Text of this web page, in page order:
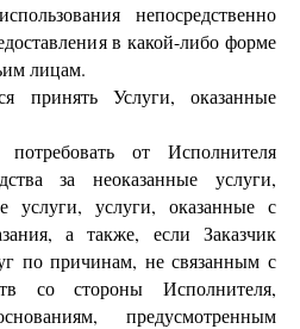
непосредственно
в какой-либо форме
лицам.
принять Услуги, оказанные
от Исполнителя
за неоказанные услуги,
услуги, услуги, оказанные с
а также, если Заказчик
по причинам, не связанным с
со стороны Исполнителя,
предусмотренным